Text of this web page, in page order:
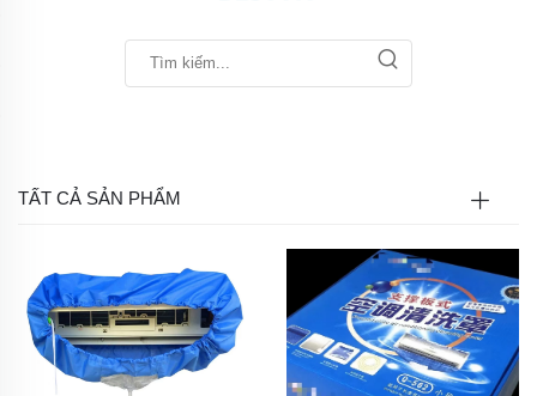
TẤT CẢ SẢN PHẨM